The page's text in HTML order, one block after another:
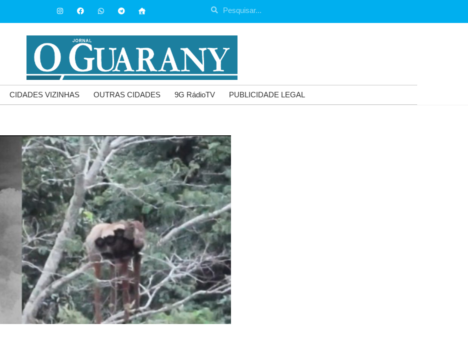
CIDADES VIZINHAS OUTRAS CIDADES 9G RádioTV PUBLICIDADE LEGAL